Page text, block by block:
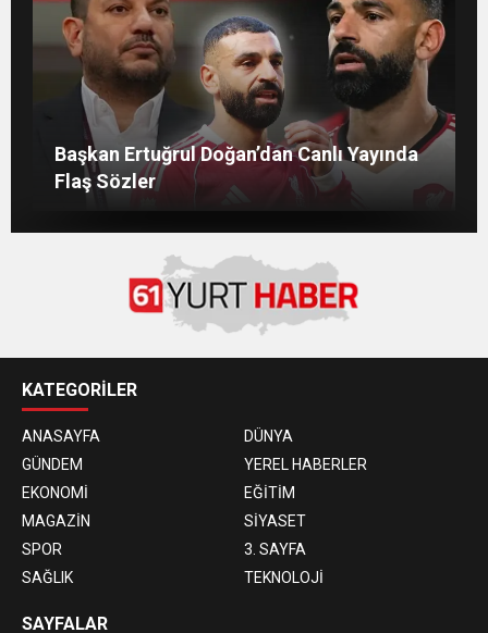
Mohamed Salah’ın Trabzon’da İlk Sözleri!
Başkan Ertuğrul Doğan’dan Canlı Yayında
Flaş Sözler
Salah’ın Trabzon Programı Netleşti!
MANİFEST’İN İLK OTEL KONSERİ 7
AĞUSTOS’TA ANTALYA’DA
KATEGORİLER
ANASAYFA
DÜNYA
GÜNDEM
YEREL HABERLER
EKONOMİ
EĞİTİM
MAGAZİN
SİYASET
SPOR
3. SAYFA
SAĞLIK
TEKNOLOJİ
SAYFALAR